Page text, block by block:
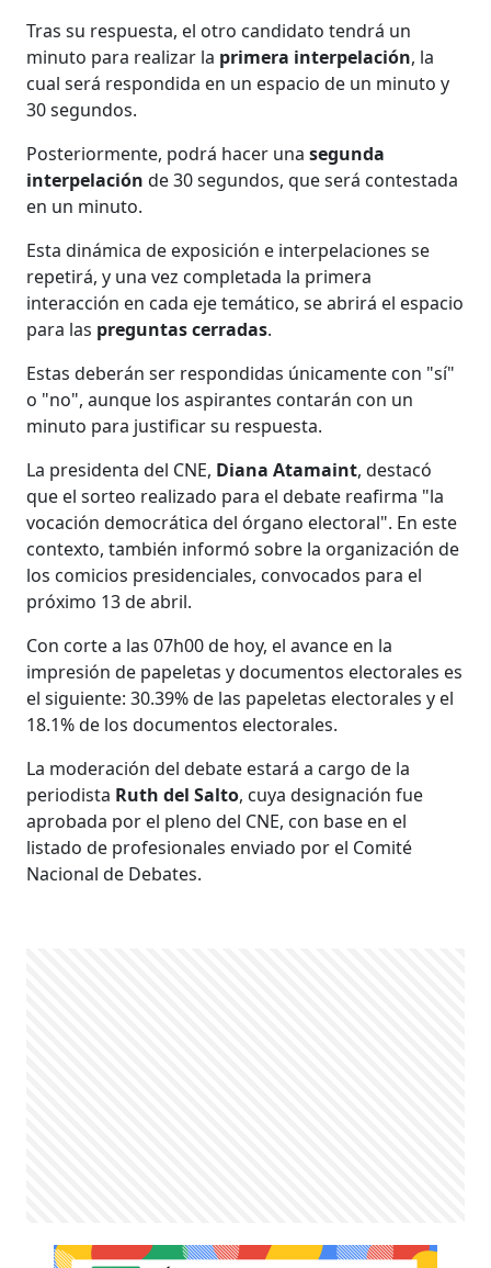
Tras su respuesta, el otro candidato tendrá un
minuto para realizar la primera interpelación, la
cual será respondida en un espacio de un minuto y
30 segundos.
Posteriormente, podrá hacer unasegunda
interpelación de 30 segundos, que será contestada
en un minuto.
Esta dinámica de exposición e interpelaciones se
repetirá, y una vez completada la primera
interacción en cada eje temático, se abrirá el espacio
para las preguntas cerradas.
Estas deberán ser respondidas únicamente con "sí"
o "no", aunque los aspirantes contarán con un
minuto para justificar su respuesta.
La presidenta del CNE, Diana Atamaint, destacó
que el sorteo realizado para el debate reafirma "la
vocación democrática del órgano electoral". En este
contexto, también informó sobre la organización de
los comicios presidenciales, convocados para el
próximo 13 de abril.
Con corte a las 07h00 de hoy, el avance en la
impresión de papeletas y documentos electorales es
el siguiente: 30.39% de las papeletas electorales y el
18.1% de los documentos electorales.
La moderación del debate estará a cargo de la
periodista Ruth del Salto, cuya designación fue
aprobada por el pleno del CNE, con base en el
listado de profesionales enviado por el Comité
Nacional de Debates.